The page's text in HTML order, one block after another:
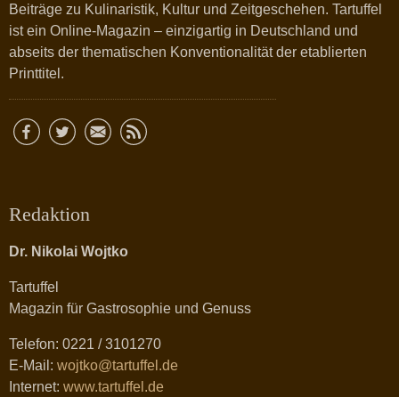
Beiträge zu Kulinaristik, Kultur und Zeitgeschehen. Tartuffel
ist ein Online-Magazin – einzigartig in Deutschland und
abseits der thematischen Konventionalität der etablierten
Printtitel.
Redaktion
Dr. Nikolai Wojtko
Tartuffel
Magazin für Gastrosophie und Genuss
Telefon: 0221 / 3101270
E-Mail: wojtko@tartuffel.de
Internet: www.tartuffel.de